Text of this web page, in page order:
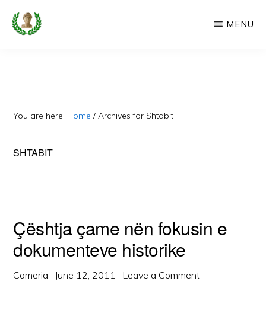
Skip
Faqe
Dedikuar
MENU
You are here: Home / Archives for Shtabit
SHTABIT
Çështja çame nën fokusin e
dokumenteve historike
Cameria · June 12, 2011 · Leave a Comment